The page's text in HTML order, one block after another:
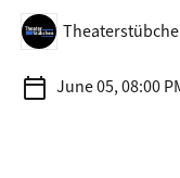
calendar_today June 05, 08:00